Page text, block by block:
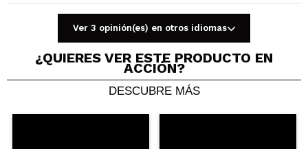
|
Opinión
Hace 4
Responder
Ver 3 opinión(es) en otros idiomas
¿QUIERES VER ESTE PRODUCTO EN
ACCIÓN?
DESCUBRE MÁS